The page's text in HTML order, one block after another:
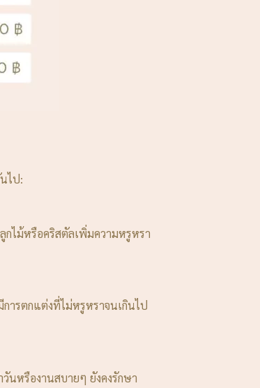
ไป:
กไม้หรือคริสตัลเพิ่มความหรูหรา
ารตกแต่งที่ไม่หรูหราจนเกินไป
นหรืองานสบายๆ ยังคงรักษา